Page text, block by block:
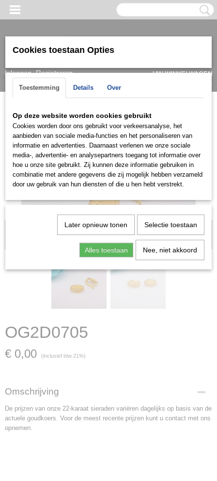
Inloggen Registreren
UW WINKELWAGEN
(0)
Home > Oorbel> Goud >22k OG2D0705
Let op: het kan voorkomen dat het product onlangs in de zaak is
verkocht; in dat geval nemen wij contact met u op.
OG2D0705
€ 0,00 (inclusief btw 21%)
Omschrijving
De prijzen van onze 22-karaat sieraden variëren dagelijks op basis van de
actuele goudkoers. Voor de meest recente prijzen kunt u contact met ons
opnemen.
Cookies toestaan Opties
Toestemming Details Over
Op deze website worden cookies gebruikt
Cookies worden door ons gebruikt voor verkeersanalyse, het
aanbieden van sociale media-functies en het personaliseren van
informatie en advertenties. Daarnaast verlenen we onze sociale
media-, advertentie- en analysepartners toegang tot informatie over
hoe u onze site gebruikt. Zij kunnen deze informatie gebruiken in
combinatie met andere gegevens die zij mogelijk hebben verzameld
door uw gebruik van hun diensten of die u hen hebt verstrekt.
Later opnieuw tonen Selectie toestaan
Alles toestaan Nee, niet akkoord